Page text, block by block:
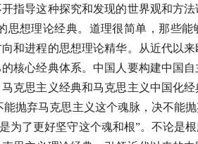
指导这种探究和发现的世界观和方
想理论经典。道理很简单，那些
和进程的思想理论精华。从近代以
核心经典体系。中国人要构建中国
克思主义经典和马克思主义中国化
抛弃马克思主义这个魂脉，决不能
为了更好坚守这个魂和根”。不论是